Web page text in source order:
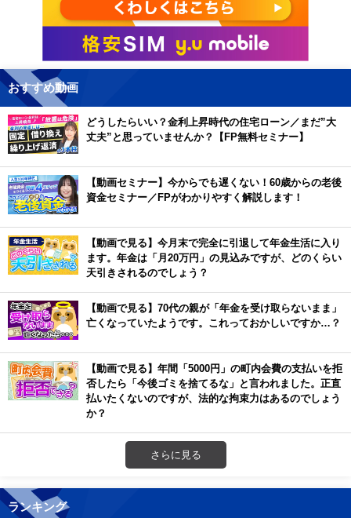
おすすめ動画
どうしたらいい？金利上昇時代の住宅ローン／まだ”大
丈夫”と思っていませんか？【FP無料セミナー】
【動画セミナー】今からでも遅くない！60歳からの老後
資金セミナー／FPがわかりやすく解説します！
【動画で見る】今月末で完全に引退して年金生活に入り
ます。年金は「月20万円」の見込みですが、どのくらい
天引きされるのでしょう？
【動画で見る】70代の親が「年金を受け取らないまま」
亡くなっていたようです。これっておかしいですか…？
【動画で見る】年間「5000円」の町内会費の支払いを拒
否したら「今後ゴミを捨てるな」と言われました。正直
払いたくないのですが、法的な拘束力はあるのでしょう
か？
さらに見る
ランキング